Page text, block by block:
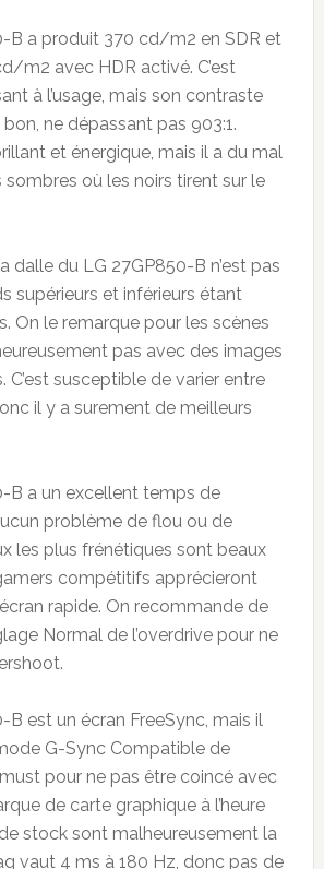
B a produit 370 cd/m2 en SDR et
m2 avec HDR activé. C’est
à l’usage, mais son contraste
bon, ne dépassant pas 903:1.
et énergique, mais il a du mal
sombres où les noirs tirent sur le
dalle du LG 27GP850-B n’est pas
supérieurs et inférieurs étant
On le remarque pour les scènes
pas avec des images
C’est susceptible de varier entre
il y a surement de meilleurs
B a un excellent temps de
problème de flou ou de
les plus frénétiques sont beaux
compétitifs apprécieront
rapide. On recommande de
Normal de l’overdrive pour ne
B est un écran FreeSync, mais il
G-Sync Compatible de
must pour ne pas être coincé avec
de carte graphique à l’heure
stock sont malheureusement la
vaut 4 ms à 180 Hz, donc pas de